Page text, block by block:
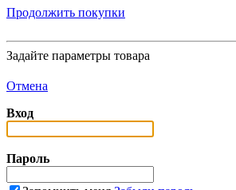
Продолжить покупки
Задайте параметры товара
Отмена
Вход
Пароль